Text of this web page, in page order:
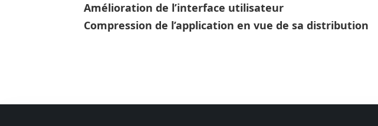
Amélioration de l’interface utilisateur
Compression de l’application en vue de sa distribution